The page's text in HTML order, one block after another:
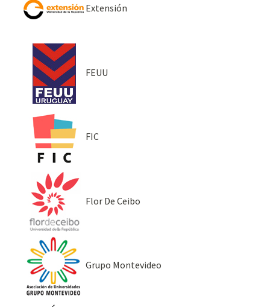
Extensión
FEUU
FIC
Flor De Ceibo
Grupo Montevideo